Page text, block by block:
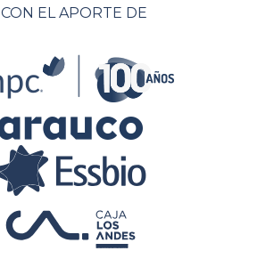
CON EL APORTE DE